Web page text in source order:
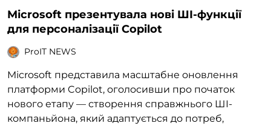
Microsoft презентувала нові ШІ-функції
для персоналізації Copilot
ProIT NEWS
Microsoft представила масштабне оновлення
платформи Copilot, оголосивши про початок
нового етапу — створення справжнього ШІ-
компаньйона, який адаптується до потреб,